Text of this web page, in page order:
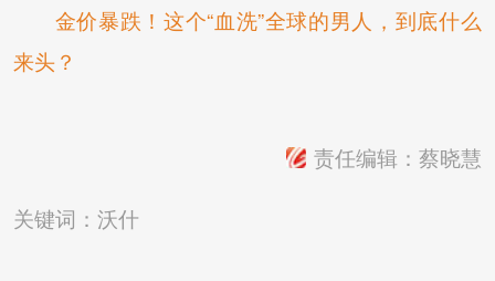
金价暴跌！这个“血洗”全球的男人，到底什么
来头？
责任编辑：蔡晓慧
关键词：沃什